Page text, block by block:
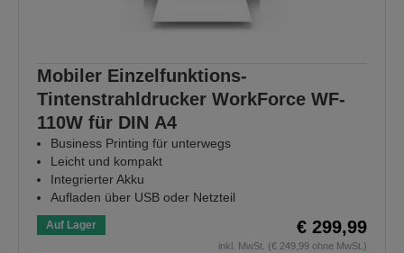
Mobiler Einzelfunktions-
Tintenstrahldrucker WorkForce WF-
110W für DIN A4
Business Printing für unterwegs
Leicht und kompakt
Integrierter Akku
Aufladen über USB oder Netzteil
Auf Lager € 299,99
inkl. MwSt. (€ 249,99 ohne MwSt.)